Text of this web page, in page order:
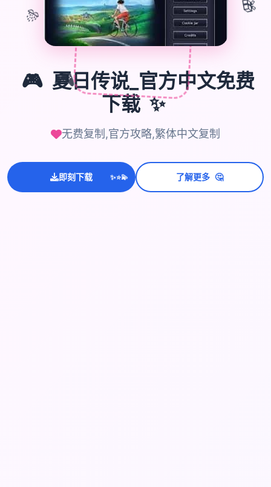
🎮
🎮 夏日传说_官方中文免费
下载 ✨
无费复制,官方攻略,繁体中文复制
即刻下载 ✨
⭐
💫 了解更多 🤔
🎊 🎁